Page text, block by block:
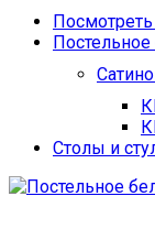
Столы и